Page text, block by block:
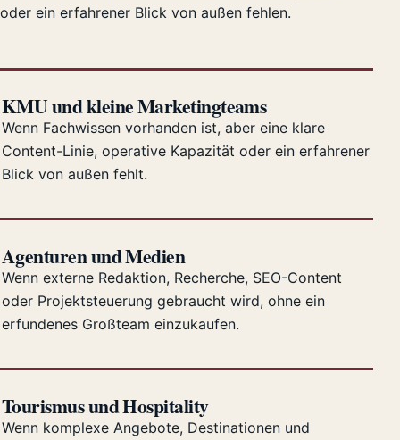
oder ein erfahrener Blick von außen fehlen.
KMU und kleine Marketingteams
Wenn Fachwissen vorhanden ist, aber eine klare
Content-Linie, operative Kapazität oder ein erfahrener
Blick von außen fehlt.
Agenturen und Medien
Wenn externe Redaktion, Recherche, SEO-Content
oder Projektsteuerung gebraucht wird, ohne ein
erfundenes Großteam einzukaufen.
Tourismus und Hospitality
Wenn komplexe Angebote, Destinationen und